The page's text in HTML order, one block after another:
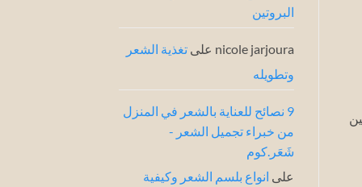
البروتين
nicole jarjoura علىتغذية الشعر
وتطويله
9 نصائح للعناية بالشعر في المنزل
من خبراء تجميل الشعر -
شَعَر.كوم
على انواع بلسم الشعر وكيفية